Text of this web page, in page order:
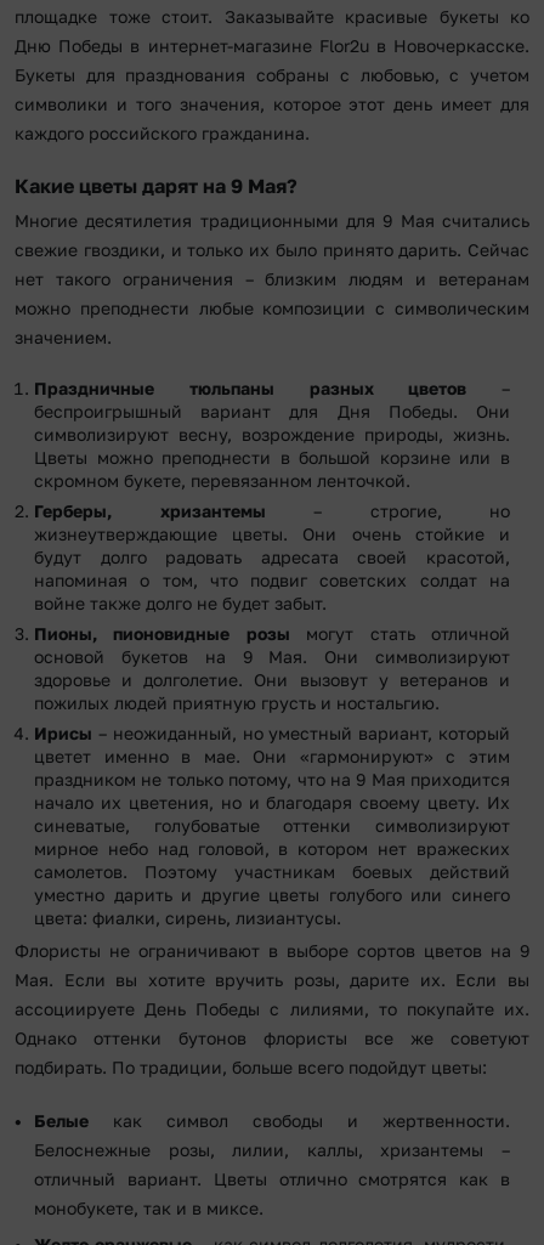
площадке тоже стоит. Заказывайте красивые букеты ко
Дню Победы в интернет-магазине Flor2u в Новочеркасске.
Букеты для празднования собраны с любовью, с учетом
символики и того значения, которое этот день имеет для
каждого российского гражданина.
Какие цветы дарят на 9 Мая?
Многие десятилетия традиционными для 9 Мая считались
свежие гвоздики, и только их было принято дарить. Сейчас
нет такого ограничения – близким людям и ветеранам
можно преподнести любые композиции с символическим
значением.
Праздничные тюльпаны разных цветов –
беспроигрышный вариант для Дня Победы. Они
символизируют весну, возрождение природы, жизнь.
Цветы можно преподнести в большой корзине или в
скромном букете, перевязанном ленточкой.
Герберы, хризантемы – строгие, но
жизнеутверждающие цветы. Они очень стойкие и
будут долго радовать адресата своей красотой,
напоминая о том, что подвиг советских солдат на
войне также долго не будет забыт.
Пионы, пионовидные розы могут стать отличной
основой букетов на 9 Мая. Они символизируют
здоровье и долголетие. Они вызовут у ветеранов и
пожилых людей приятную грусть и ностальгию.
Ирисы – неожиданный, но уместный вариант, который
цветет именно в мае. Они «гармонируют» с этим
праздником не только потому, что на 9 Мая приходится
начало их цветения, но и благодаря своему цвету. Их
синеватые, голубоватые оттенки символизируют
мирное небо над головой, в котором нет вражеских
самолетов. Поэтому участникам боевых действий
уместно дарить и другие цветы голубого или синего
цвета: фиалки, сирень, лизиантусы.
Флористы не ограничивают в выборе сортов цветов на 9
Мая. Если вы хотите вручить розы, дарите их. Если вы
ассоциируете День Победы с лилиями, то покупайте их.
Однако оттенки бутонов флористы все же советуют
подбирать. По традиции, больше всего подойдут цветы:
Белые как символ свободы и жертвенности.
Белоснежные розы, лилии, каллы, хризантемы –
отличный вариант. Цветы отлично смотрятся как в
монобукете, так и в миксе.